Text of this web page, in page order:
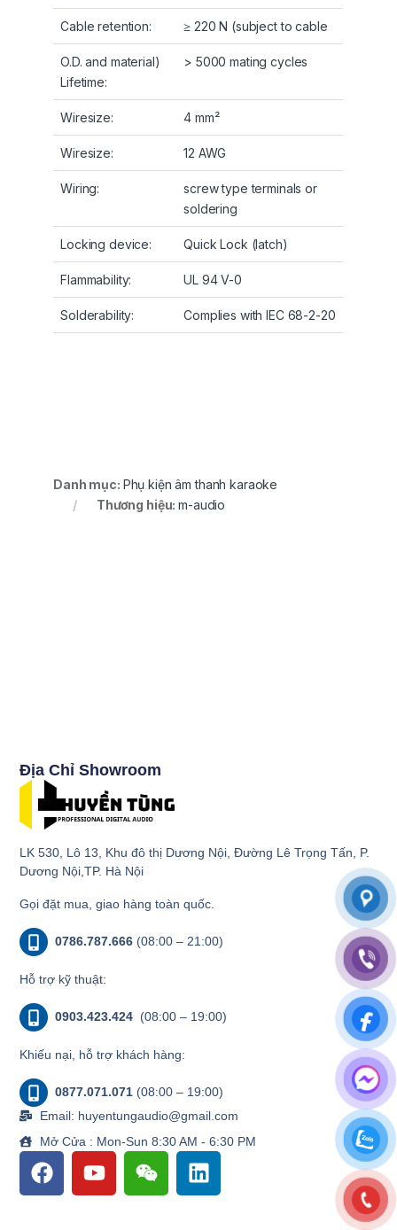
Cable retention: ≥ 220 N (subject to cable
O.D. and material)
Lifetime:
> 5000 mating cycles
Wiresize: 4 mm²
Wiresize: 12 AWG
Wiring:
screw type terminals or
soldering
Locking device: Quick Lock (latch)
Flammability: UL 94 V-0
Solderability: Complies with IEC 68-2-20
Danh mục: Phụ kiện âm thanh karaoke
Thương hiệu:m-audio
Địa Chỉ Showroom
LK 530, Lô 13, Khu đô thị Dương Nội, Đường Lê Trọng Tấn, P.
Dương Nội,TP. Hà Nội
Gọi đặt mua, giao hàng toàn quốc.
0786.787.666 (08:00 – 21:00)
Hỗ trợ kỹ thuật:
0903.423.424 (08:00 – 19:00)
Khiếu nại, hỗ trợ khách hàng:
0877.071.071 (08:00 – 19:00)
Email: huyentungaudio@gmail.com
Mở Cửa : Mon-Sun 8:30 AM - 6:30 PM